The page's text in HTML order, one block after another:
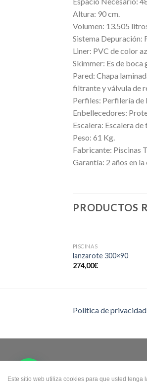
Altura: 90 cm.
Volumen: 13.505
Sistema Depuración:
Liner: PVC de color
Skimmer: Es de boca
Pared: Chapa
filtrante y válvula de
Perfiles: Perfilería de
Enbellecedores:
Escalera: Escalera
Peso: 61 Kg.
Fabricante: Piscinas
Garantía: 2 años en
PRODUCTOS
PISCINAS
lanzarote 300×90
274,00€
Política de privacidad
Este sitio web utiliza cookies para que usted